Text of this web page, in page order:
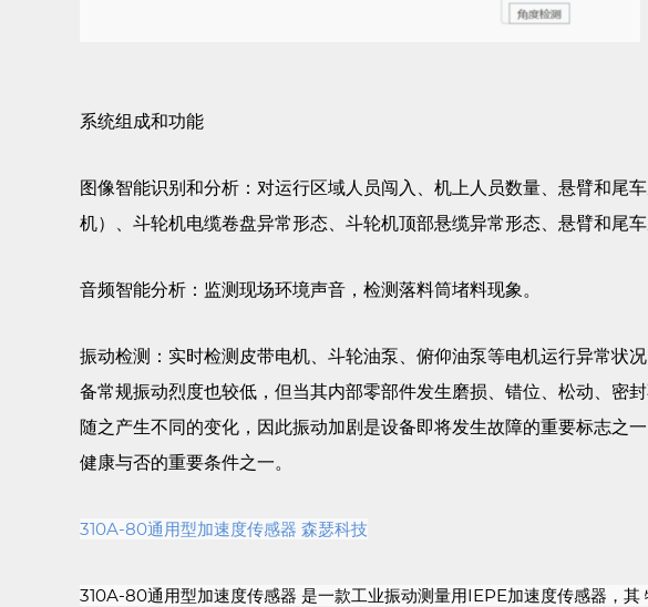
系统组成和功能
图像智能识别和分析：对运行区域人员闯入、机上人员数量、悬臂和尾
机）、斗轮机电缆卷盘异常形态、斗轮机顶部悬缆异常形态、悬臂和尾
音频智能分析：监测现场环境声音，检测落料筒堵料现象。
振动检测：实时检测皮带电机、斗轮油泵、俯仰油泵等电机运行异常状
备常规振动烈度也较低，但当其内部零部件发生磨损、错位、松动、密
随之产生不同的变化，因此振动加剧是设备即将发生故障的重要标志之
健康与否的重要条件之一。
310A-80通用型加速度传感器 森瑟科技
310A-80通用型加速度传感器 是一款工业振动测量用IEPE加速度传感器，其